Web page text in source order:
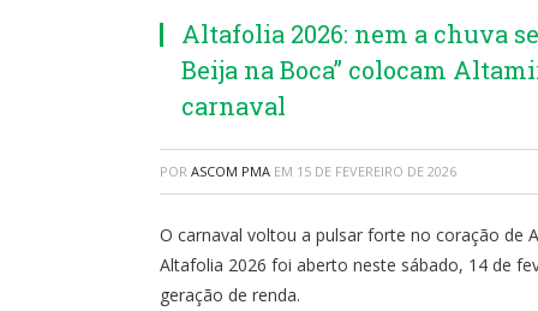
Altafolia 2026: nem a chuva
Beija na Boca” colocam
carnaval
POR ASCOM PMA EM 15 DE FEVEREIRO DE 2026
O carnaval voltou a pulsar forte no coração de
Altafolia 2026 foi aberto neste sábado, 14 de
geração de renda.